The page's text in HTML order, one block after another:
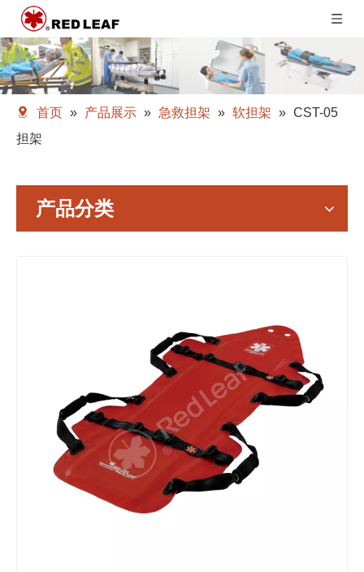
首页 » 产品展示 » 急救担架 » 软担架 » CST-05
担架
产品分类